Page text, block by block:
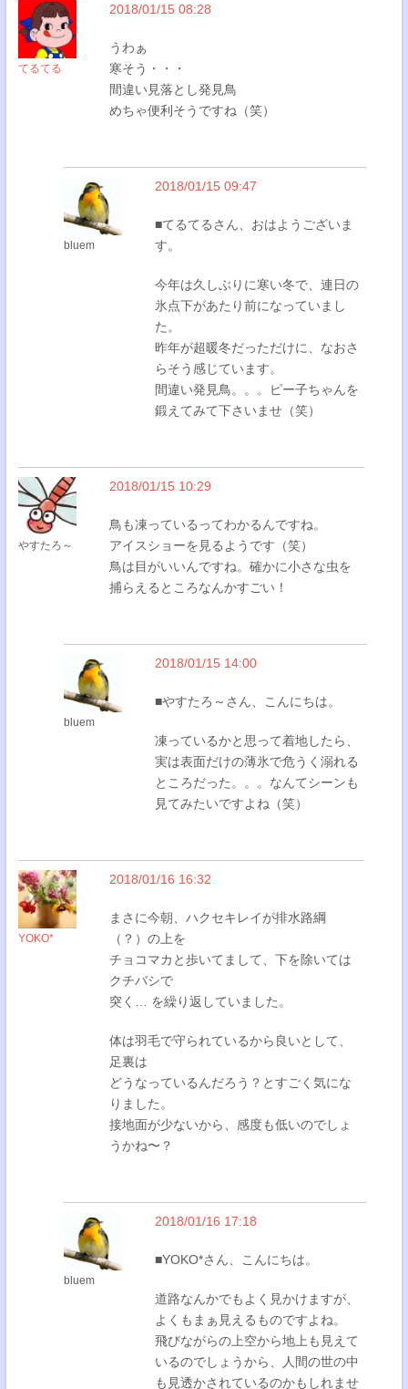
てるてる
2018/01/15 08:28
うわぁ
寒そう・・・
間違い見落とし発見鳥
めちゃ便利そうですね（笑）
bluem
2018/01/15 09:47
■てるてるさん、おはようございま
す。
今年は久しぶりに寒い冬で、連日の
氷点下があたり前になっていまし
た。
昨年が超暖冬だっただけに、なおさ
らそう感じています。
間違い発見鳥。。。ピー子ちゃんを
鍛えてみて下さいませ（笑）
やすたろ～
2018/01/15 10:29
鳥も凍っているってわかるんですね。
アイスショーを見るようです（笑）
鳥は目がいいんですね。確かに小さな虫を
捕らえるところなんかすごい！
bluem
2018/01/15 14:00
■やすたろ～さん、こんにちは。
凍っているかと思って着地したら、
実は表面だけの薄氷で危うく溺れる
ところだった。。。なんてシーンも
見てみたいですよね（笑）
YOKO*
2018/01/16 16:32
まさに今朝、ハクセキレイが排水路綱
（？）の上を
チョコマカと歩いてまして、下を除いては
クチバシで
突く… を繰り返していました。
体は羽毛で守られているから良いとして、
足裏は
どうなっているんだろう？とすごく気にな
りました。
接地面が少ないから、感度も低いのでしょ
うかね〜？
bluem
2018/01/16 17:18
■YOKO*さん、こんにちは。
道路なんかでもよく見かけますが、
よくもまぁ見えるものですよね。
飛びながらの上空から地上も見えて
いるのでしょうから、人間の世の中
も見透かされているのかもしれませ